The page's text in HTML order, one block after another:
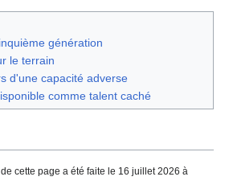
génération
le terrain
d'une capacité adverse
comme talent caché
cette page a été faite le 16 juillet 2026 à